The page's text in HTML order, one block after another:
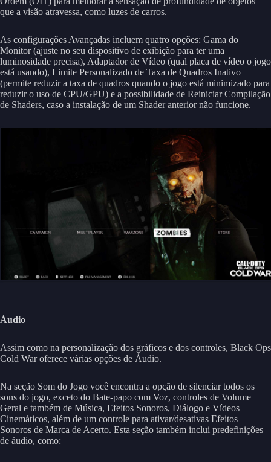
que a visão atravessa, como luzes de carros.
As configurações Avançadas incluem quatro opções: Gama do
Monitor (ajuste no seu dispositivo de exibição para ter uma
luminosidade precisa), Adaptador de Vídeo (qual placa de vídeo o jogo
está usando), Limite Personalizado de Taxa de Quadros Inativo
(permite reduzir a taxa de quadros quando o jogo está minimizado para
reduzir o uso de CPU/GPU) e a possibilidade de Reiniciar Compilação
de Shaders, caso a instalação de um Shader anterior não funcione.
Áudio
Assim como na personalização dos gráficos e dos controles, Black Ops
Cold War oferece várias opções de Áudio.
Na seção Som do Jogo você encontra a opção de silenciar todos os
sons do jogo, exceto do Bate-papo com Voz, controles de Volume
Geral e também de Música, Efeitos Sonoros, Diálogo e Vídeos
Cinemáticos, além de um controle para ativar/desativas Efeitos
Sonoros de Marca de Acerto. Esta seção também inclui predefinições
de áudio, como: